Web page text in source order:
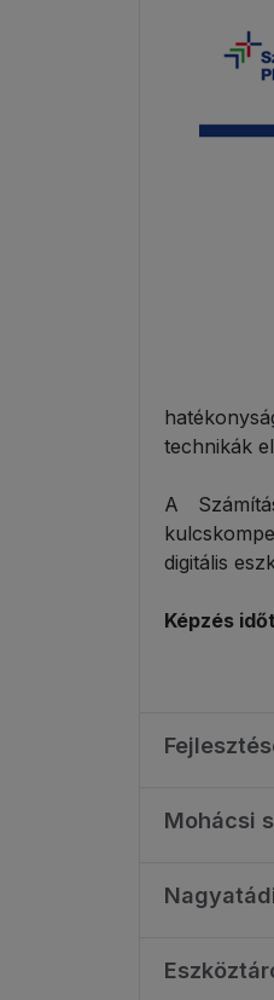
technikák
A
digitális
Képzés
Mohácsi